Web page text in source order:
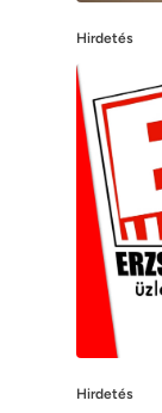
Hirdetés
Hirdetés